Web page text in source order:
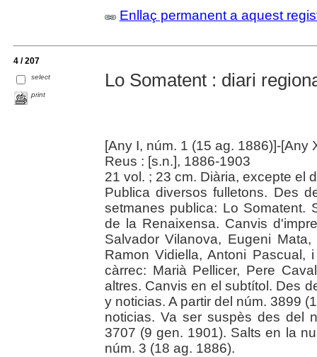
Enllaç permanent a aquest
4 / 207
select
print
Lo Somatent : diari
[Any I, núm. 1 (15 ag. 1886)]-[Any
Reus : [s.n.], 1886-1903
21 vol. ; 23 cm. Diària, excepte el
Publica diversos fulletons. Des
setmanes publica: Lo Somatent.
de la Renaixensa. Canvis
Salvador Vilanova, Eugeni
Ramon Vidiella, Antoni
càrrec: Marià Pellicer, Pere
altres. Canvis en el subtítol. Des
y noticias. A partir del núm. 3899
noticias. Va ser suspès des del
3707 (9 gen. 1901). Salts en la
núm. 3 (18 ag. 1886).